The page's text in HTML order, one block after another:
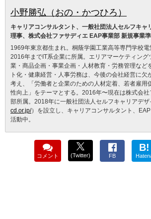
小野勝弘（おの・かつひろ）
キャリアコンサルタント、一般社団法人セルフキャ
理事、株式会社ファサディエ EAP事業部 新規事業
1969年東京都生まれ。桐蔭学園工業高等専門学校
2016年までIT系企業に所属。エリアマーケティング
業・商品企画・事業企画・人材教育・労務管理など
ト化・健康経営・人事労務は、今後の会社経営に欠
考え、「労働者と企業のための人材定着、若者雇用
性向上」をテーマとする。2016年〜現在は株式会
部所属。2018年に一般社団法人セルフキャリアデザ
cd.or.jp/）を設立し、キャリアコンサルタント、
活動中。
コメント (Twitter) FB
B!